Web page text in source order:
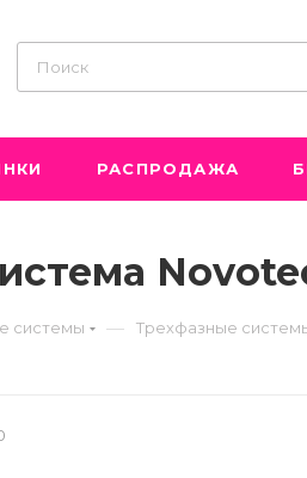
РАСПРОДАЖА
системы — Трехфазные